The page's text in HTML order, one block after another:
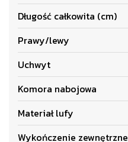
Długość całkowita (cm)
Prawy/lewy
Uchwyt
Komora nabojowa
Materiał lufy
Wykończenie zewnętrzne